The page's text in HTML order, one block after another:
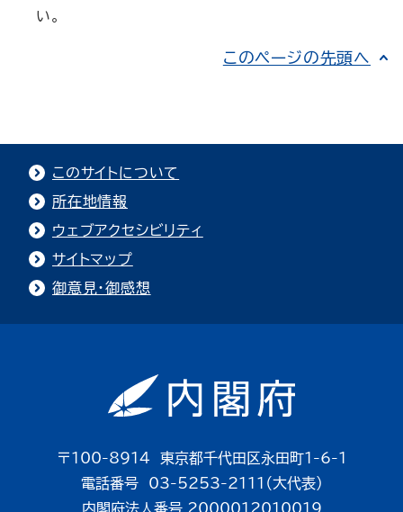
い。
このページの先頭へ
このサイトについて
所在地情報
ウェブアクセシビリティ
サイトマップ
御意見・御感想
〒100-8914 東京都千代田区永田町1-6-1
電話番号 03-5253-2111（大代表）
内閣府法人番号 2000012010019